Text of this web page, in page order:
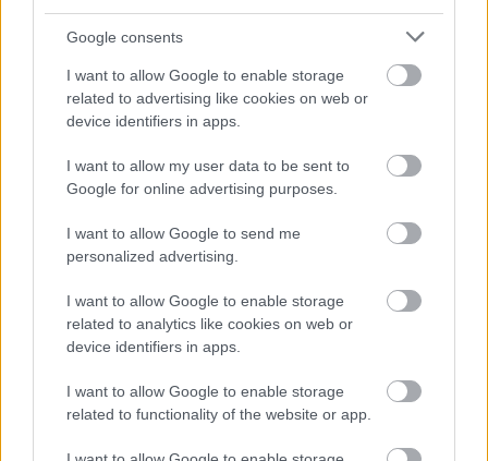
Google consents
I want to allow Google to enable storage
related to advertising like cookies on web or
device identifiers in apps.
I want to allow my user data to be sent to
Google for online advertising purposes.
I want to allow Google to send me
personalized advertising.
I want to allow Google to enable storage
related to analytics like cookies on web or
device identifiers in apps.
I want to allow Google to enable storage
related to functionality of the website or app.
AZ EMBERSÉG ÜNNEPE
ETNOFON AZ I. ONIFESZT-EN
„NEM TÖBB EZER EMBERRE UTAZUNK, HANEM